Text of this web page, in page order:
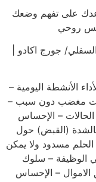
على تفهم وضعك
مس روحي
جورج اكادو |
الأنشطة اليومية –
انت مغضب دون سبب –
– الإحساس
(القبض) حول
مسدود ولا يمكن
الوظيفة – سلوك
الاموال – الإحساس